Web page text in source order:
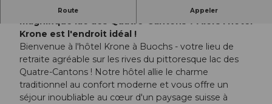
Route Appeler
Se loger au cœur de Buochs, au bord du
magnifique lac des Quatre-Cantons ? Alors l'hôtel
Krone est l'endroit idéal !
Bienvenue à l'hôtel Krone à Buochs - votre lieu de
retraite agréable sur les rives du pittoresque lac des
Quatre-Cantons ! Notre hôtel allie le charme
traditionnel au confort moderne et vous offre un
séjour inoubliable au cœur d'un paysage suisse à